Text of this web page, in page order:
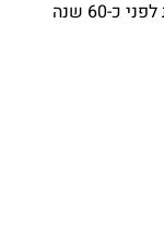
60 שנה